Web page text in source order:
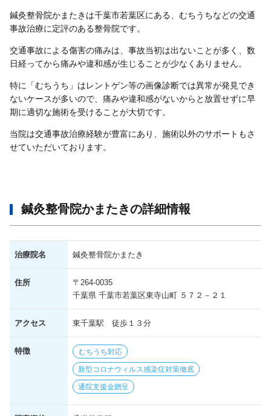
鍼灸整骨院かまたきは千葉市若葉区にある、むちうちなどの交通
事故治療に定評のある整骨院です。
交通事故による傷害の痛みは、事故当初は出ないことが多く、数
日経ってから痛みや違和感が生じることが少なくありません。
特に「むちうち」はレントゲン等の画像診断では異常が発見でき
ないケースが多いので、痛みや違和感がないからと放置せずに早
期に適切な施術を受けることが大切です。
当院は交通事故治療経験が豊富にあり、施術以外のサポートもさ
せていただいております。
鍼灸整骨院かまたきの詳細情報
治療院名 鍼灸整骨院かまたき
住所
〒264-0035
千葉県 千葉市若葉区東寺山町 ５７２－２１
アクセス 東千葉駅 徒歩１３分
特徴 むちうち対応
新型コロナウィルス感染症対策徹底
通院支援金贈呈